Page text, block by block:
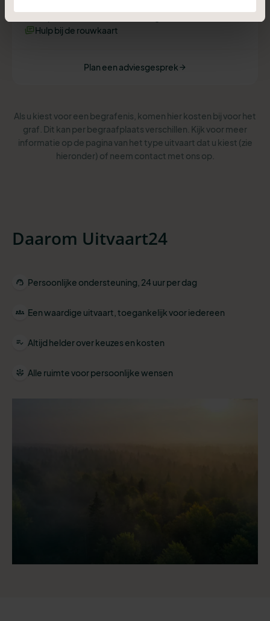
Hulp bij de rouwkaart
Plan een adviesgesprek
Als u kiest voor een begrafenis, komen hier kosten bij voor het
graf. Dit kan per begraafplaats verschillen. Kijk voor meer
informatie op de pagina van het type uitvaart dat u kiest (zie
hieronder) of neem contact met ons op.
Daarom Uitvaart24
Persoonlijke ondersteuning, 24 uur per dag
Een waardige uitvaart, toegankelijk voor iedereen
Altijd helder over keuzes en kosten
Alle ruimte voor persoonlijke wensen